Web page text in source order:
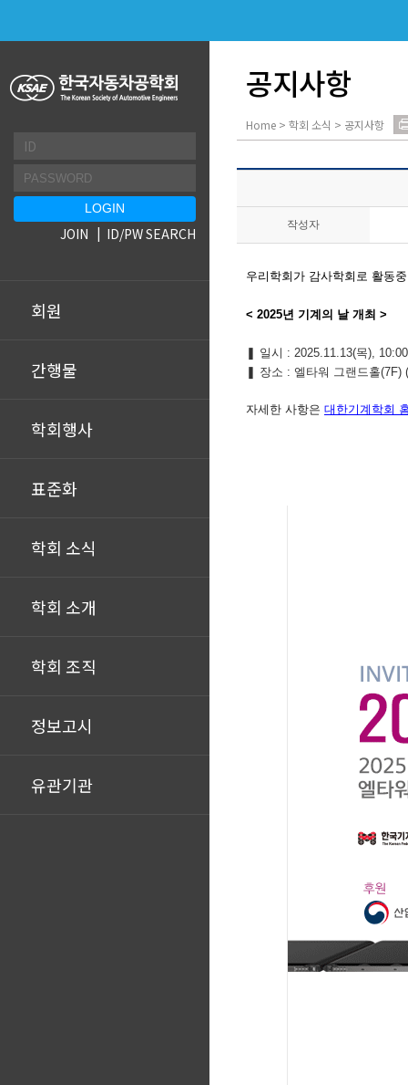
회원
간행물
학회행사
표준화
학회 소식
학회 소개
학회 조직
정보고시
유관기관
JOIN ID/PW SEARCH
공지사항
Home > 학회 소식 > 공지사항
작성자
우리학회가 감사학회로 활동
< 2025년 기계의 날 개최 >
❚ 일시 : 2025.11.13(목),
❚ 장소 : 엘타워 그랜드홀
자세한 사항은 대한기계학회